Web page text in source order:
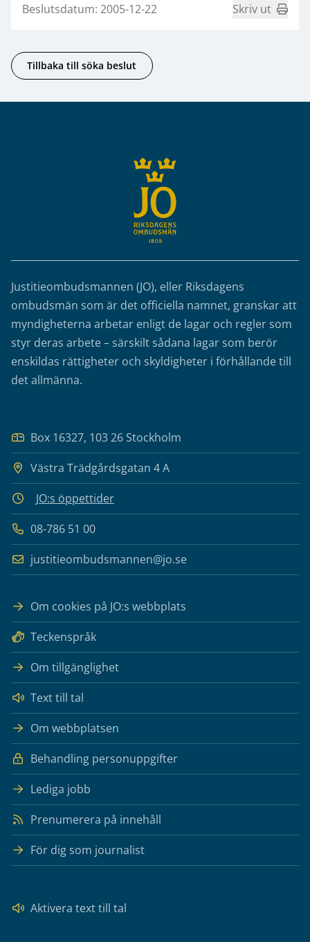
Beslutsdatum: 2005-12-22 Skriv ut
Tillbaka till söka beslut
Justitieombudsmannen (JO), eller Riksdagens
ombudsmän som är det officiella namnet, granskar att
myndigheterna arbetar enligt de lagar och regler som
styr deras arbete – särskilt sådana lagar som berör
enskildas rättigheter och skyldigheter i förhållande till
det allmänna.
Box 16327, 103 26 Stockholm
Västra Trädgårdsgatan 4 A
JO:s öppettider
08-786 51 00
justitieombudsmannen@jo.se
Om cookies på JO:s webbplats
Teckenspråk
Om tillgänglighet
Text till tal
Om webbplatsen
Behandling personuppgifter
Lediga jobb
Prenumerera på innehåll
För dig som journalist
Aktivera text till tal